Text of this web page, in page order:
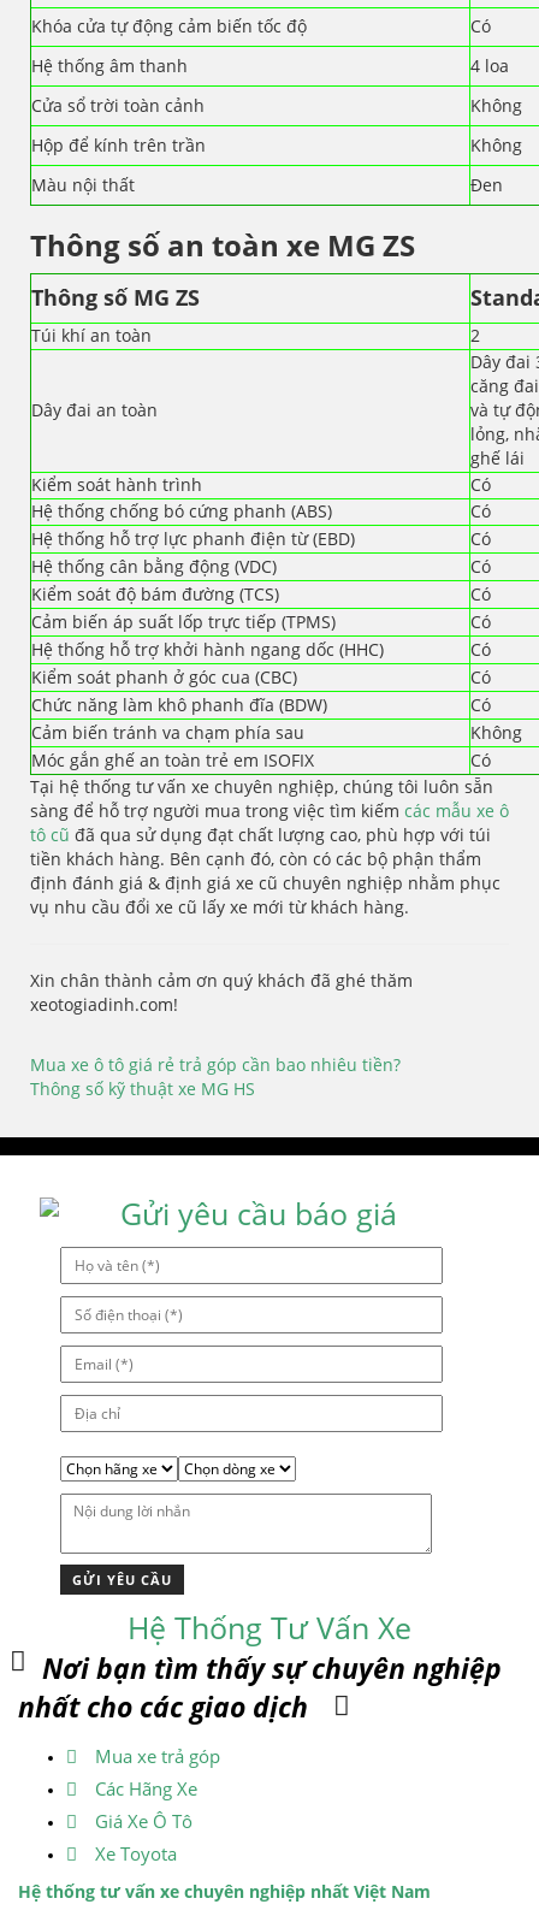
Khóa cửa tự động cảm biến tốc độ
Có
Hệ thống âm thanh
4 loa
Cửa sổ trời toàn cảnh
Không
Hộp để kính trên trần
Không
Màu nội thất
Đen
Thông số an toàn xe MG ZS
Thông số MG ZS
Túi khí an toàn 2
Dây đai an toàn
Dây đai
căng
và tự
lỏng,
ghế lái
Kiểm soát hành trình
Có
Hệ thống chống bó cứng phanh (ABS)
Có
Hệ thống hỗ trợ lực phanh điện từ (EBD)
Có
Hệ thống cân bằng động (VDC)
Có
Kiểm soát độ bám đường (TCS)
Có
Cảm biến áp suất lốp trực tiếp (TPMS)
Có
Hệ thống hỗ trợ khởi hành ngang dốc (HHC)
Có
Kiểm soát phanh ở góc cua (CBC)
Có
Chức năng làm khô phanh đĩa (BDW)
Có
Cảm biến tránh va chạm phía sau
Không
Móc gắn ghế an toàn trẻ em ISOFIX
Có
Tại hệ thống tư vấn xe chuyên nghiệp, chúng tôi luôn sẵn
sàng để hỗ trợ người mua trong việc tìm kiếm các mẫu xe ô
tô cũ đã qua sử dụng đạt chất lượng cao, phù hợp với túi
tiền khách hàng. Bên cạnh đó, còn có các bộ phận thẩm
định đánh giá & định giá xe cũ chuyên nghiệp nhằm phục
vụ nhu cầu đổi xe cũ lấy xe mới từ khách hàng.
Xin chân thành cảm ơn quý khách đã ghé thăm
xeotogiadinh.com!
Điều
hướng
viết
Mua xe ô tô giá rẻ trả góp cần bao nhiêu tiền?
Thông số kỹ thuật xe MG HS
Gửi yêu cầu báo giá
Hệ Thống Tư Vấn Xe
Nơi bạn tìm thấy sự chuyên nghiệp
nhất cho các giao dịch
Mua xe trả góp
Các Hãng Xe
Giá Xe Ô Tô
Xe Toyota
Hệ thống tư vấn xe chuyên nghiệp nhất Việt Nam